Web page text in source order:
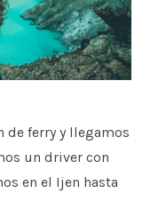
de ferry y llegamos
un driver con
en el Ijen hasta